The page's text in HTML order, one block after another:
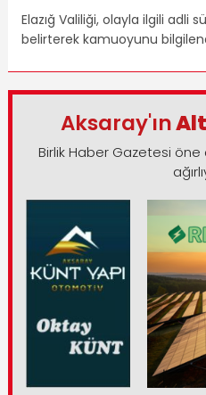
Elazığ Valiliği, olayla ilgili adli
belirterek kamuoyunu
Aksaray'ın
Birlik Haber Gazetesi öne